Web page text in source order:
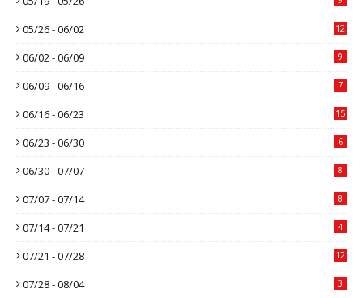
05/26 - 06/02 12
06/02 - 06/09 9
06/09 - 06/16 7
06/16 - 06/23 15
06/23 - 06/30 6
06/30 - 07/07 8
07/07 - 07/14 8
07/14 - 07/21 4
07/21 - 07/28 12
07/28 - 08/04 3